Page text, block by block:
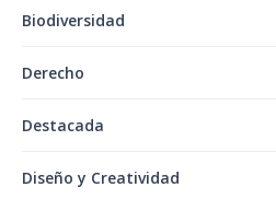
Biodiversidad
Derecho
Destacada
Diseño y Creatividad